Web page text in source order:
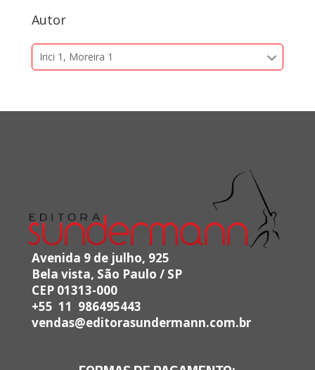
Autor
Irici 1, Moreira 1
Avenida 9 de julho, 925
Bela vista, São Paulo / SP
CEP 01313-000
+55 11 986495443
vendas@editorasundermann.com.br